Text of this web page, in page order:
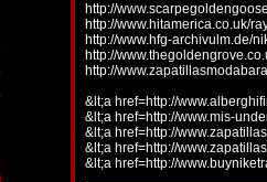
http://
http://www.hitamerica.co.uk/
http://www.hfg-archivulm.de/
http://
http://
&lt;a href=http://
&lt;a href=http://www.mis-
&lt;a href=http://
&lt;a href=http://
&lt;a href=http://